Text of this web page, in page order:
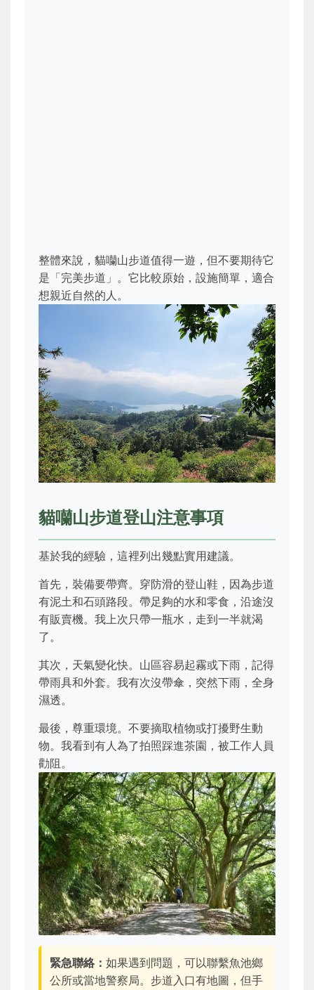
整體來說，貓囒山步道值得一遊，但不要期待它
是「完美步道」。它比較原始，設施簡單，適合
想親近自然的人。
貓囒山步道登山注意事項
基於我的經驗，這裡列出幾點實用建議。
首先，裝備要帶齊。穿防滑的登山鞋，因為步道
有泥土和石頭路段。帶足夠的水和零食，沿途沒
有販賣機。我上次只帶一瓶水，走到一半就渴
了。
其次，天氣變化快。山區容易起霧或下雨，記得
帶雨具和外套。我有次沒帶傘，突然下雨，全身
濕透。
最後，尊重環境。不要摘取植物或打擾野生動
物。我看到有人為了拍照踩進茶園，被工作人員
勸阻。
緊急聯絡： 如果遇到問題，可以聯繫魚池鄉
公所或當地警察局。步道入口有地圖，但手